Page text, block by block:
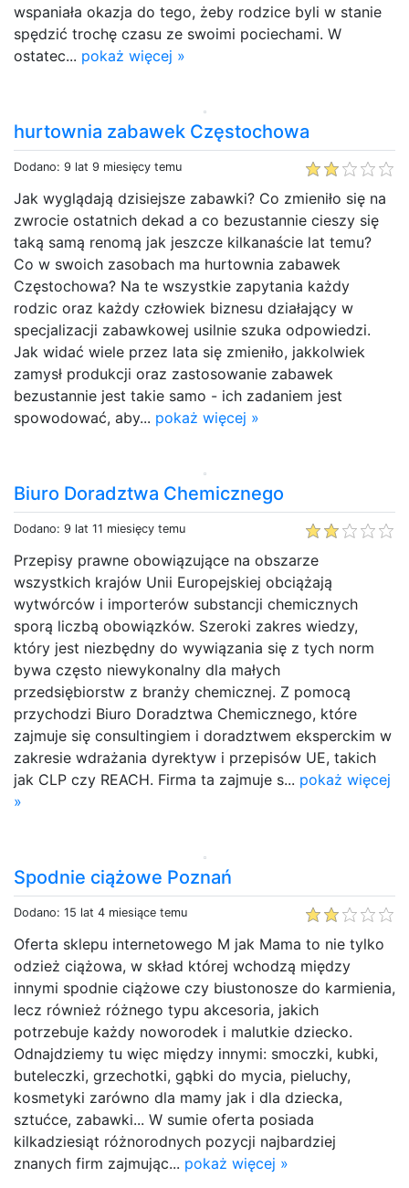
wspaniała okazja do tego, żeby rodzice byli w stanie
spędzić trochę czasu ze swoimi pociechami. W
ostatec... pokaż więcej »
hurtownia zabawek Częstochowa
Dodano: 9 lat 9 miesięcy temu
Jak wyglądają dzisiejsze zabawki? Co zmieniło się na
zwrocie ostatnich dekad a co bezustannie cieszy się
taką samą renomą jak jeszcze kilkanaście lat temu?
Co w swoich zasobach ma hurtownia zabawek
Częstochowa? Na te wszystkie zapytania każdy
rodzic oraz każdy człowiek biznesu działający w
specjalizacji zabawkowej usilnie szuka odpowiedzi.
Jak widać wiele przez lata się zmieniło, jakkolwiek
zamysł produkcji oraz zastosowanie zabawek
bezustannie jest takie samo - ich zadaniem jest
spowodować, aby... pokaż więcej »
Biuro Doradztwa Chemicznego
Dodano: 9 lat 11 miesięcy temu
Przepisy prawne obowiązujące na obszarze
wszystkich krajów Unii Europejskiej obciążają
wytwórców i importerów substancji chemicznych
sporą liczbą obowiązków. Szeroki zakres wiedzy,
który jest niezbędny do wywiązania się z tych norm
bywa często niewykonalny dla małych
przedsiębiorstw z branży chemicznej. Z pomocą
przychodzi Biuro Doradztwa Chemicznego, które
zajmuje się consultingiem i doradztwem eksperckim w
zakresie wdrażania dyrektyw i przepisów UE, takich
jak CLP czy REACH. Firma ta zajmuje s... pokaż więcej
»
Spodnie ciążowe Poznań
Dodano: 15 lat 4 miesiące temu
Oferta sklepu internetowego M jak Mama to nie tylko
odzież ciążowa, w skład której wchodzą między
innymi spodnie ciążowe czy biustonosze do karmienia,
lecz również różnego typu akcesoria, jakich
potrzebuje każdy noworodek i malutkie dziecko.
Odnajdziemy tu więc między innymi: smoczki, kubki,
buteleczki, grzechotki, gąbki do mycia, pieluchy,
kosmetyki zarówno dla mamy jak i dla dziecka,
sztućce, zabawki... W sumie oferta posiada
kilkadziesiąt różnorodnych pozycji najbardziej
znanych firm zajmując... pokaż więcej »